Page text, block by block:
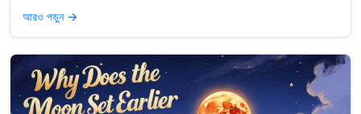
আরও পড়ুন →